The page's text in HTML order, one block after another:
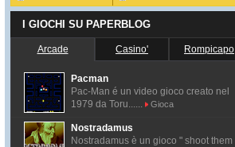
I GIOCHI SU PAPERBLOG
Arcade Casino' Rompicapo
Pacman
Pac-Man é un video gioco creato nel
1979 da Toru......
Gioca
Nostradamus
Nostradamus è un gioco " shoot them